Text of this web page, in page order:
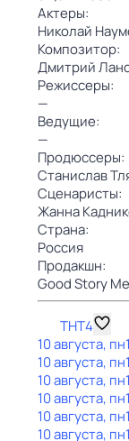
Актеры:
Николай
Композитор:
Дмитрий
Режиссеры:
—
Ведущие:
—
Продюссеры:
Станислав
Сценаристы:
Жанна
Страна:
Россия
Продакшн:
Good Story
ТНТ4
10 августа, пн
10 августа, пн
10 августа, пн
10 августа, пн
10 августа, пн
10 августа, пн